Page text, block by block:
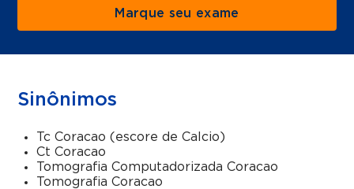
Marque seu exame
Sinônimos
Tc Coracao (escore de Calcio)
Ct Coracao
Tomografia Computadorizada Coracao
Tomografia Coracao